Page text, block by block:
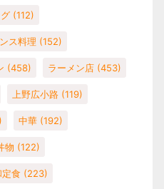
(112)
ス料理 (152)
(458) ラーメン店 (453)
上野広小路 (119)
中華 (192)
物 (122)
定食 (223)